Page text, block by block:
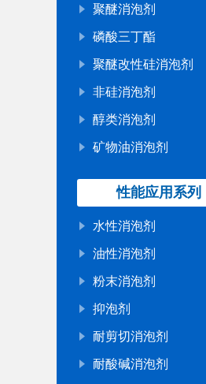
聚醚消泡剂
磷酸三丁酯
聚醚改性硅消泡剂
非硅消泡剂
醇类消泡剂
矿物油消泡剂
性能应用系列
水性消泡剂
油性消泡剂
粉末消泡剂
抑泡剂
耐剪切消泡剂
耐酸碱消泡剂